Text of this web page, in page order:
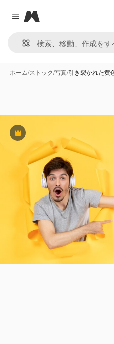
Close menu
Magnific
ホーム/ストック/写真/引き裂かれた黄
Premium